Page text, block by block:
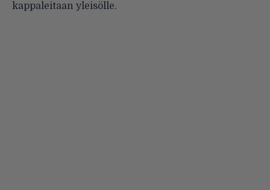
kappaleitaan yleisölle.